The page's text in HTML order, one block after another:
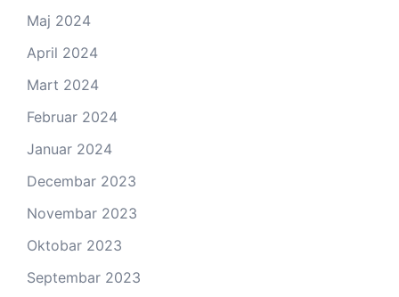
Maj 2024
April 2024
Mart 2024
Februar 2024
Januar 2024
Decembar 2023
Novembar 2023
Oktobar 2023
Septembar 2023